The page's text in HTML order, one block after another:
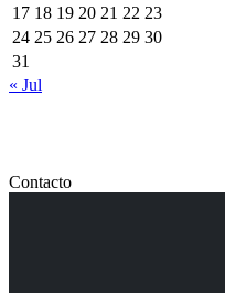
17 18 19 20 21 22 23
24 25 26 27 28 29 30
31
« Jul
Contacto